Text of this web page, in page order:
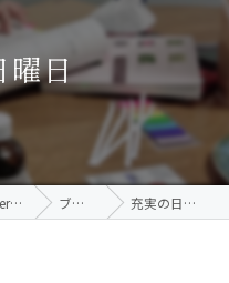
曜日
熊本のアロマスクールならAroma Terrace ブログ 充実の日曜日